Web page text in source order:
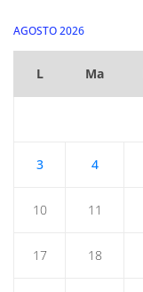
AGOSTO 2026
L Ma
3 4
10 11
17 18